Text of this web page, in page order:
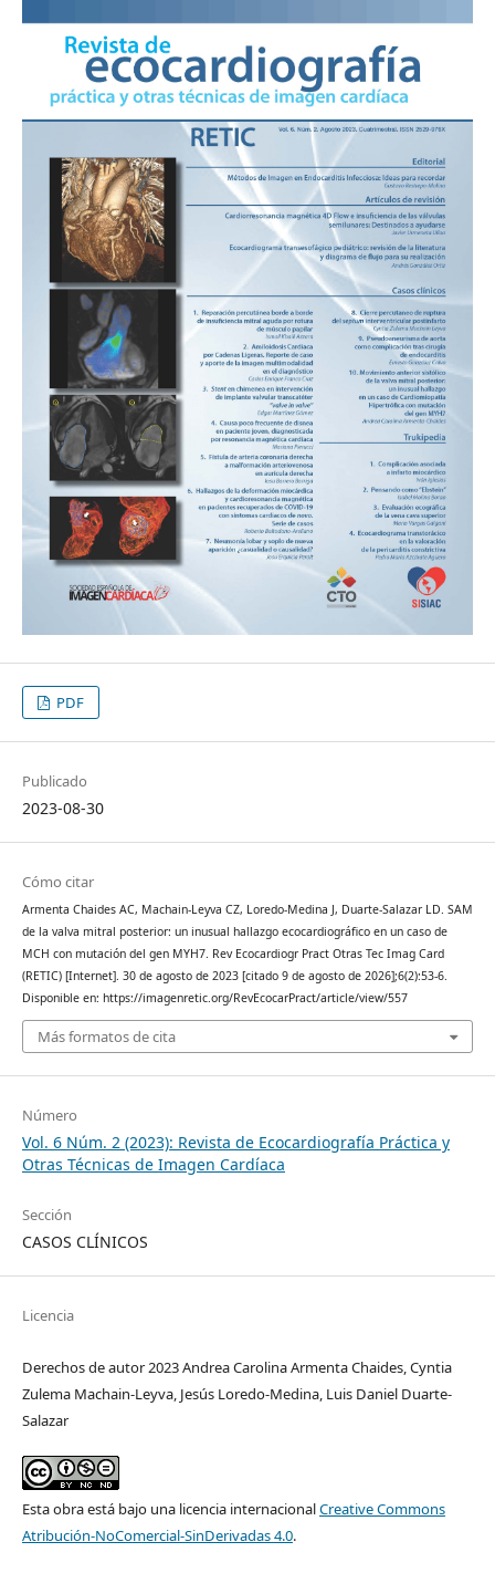
PDF
Publicado
2023-08-30
Cómo citar
Armenta Chaides AC, Machain-Leyva CZ, Loredo-Medina J, Duarte-Salazar LD. SAM
de la valva mitral posterior: un inusual hallazgo ecocardiográfico en un caso de
MCH con mutación del gen MYH7. Rev Ecocardiogr Pract Otras Tec Imag Card
(RETIC) [Internet]. 30 de agosto de 2023 [citado 9 de agosto de 2026];6(2):53-6.
Disponible en: https://imagenretic.org/RevEcocarPract/article/view/557
Más formatos de cita
Número
Vol. 6 Núm. 2 (2023): Revista de Ecocardiografía Práctica y
Otras Técnicas de Imagen Cardíaca
Sección
CASOS CLÍNICOS
Licencia
Derechos de autor 2023 Andrea Carolina Armenta Chaides, Cyntia
Zulema Machain-Leyva, Jesús Loredo-Medina, Luis Daniel Duarte-
Salazar
Esta obra está bajo una licencia internacionalCreative Commons
Atribución-NoComercial-SinDerivadas 4.0.